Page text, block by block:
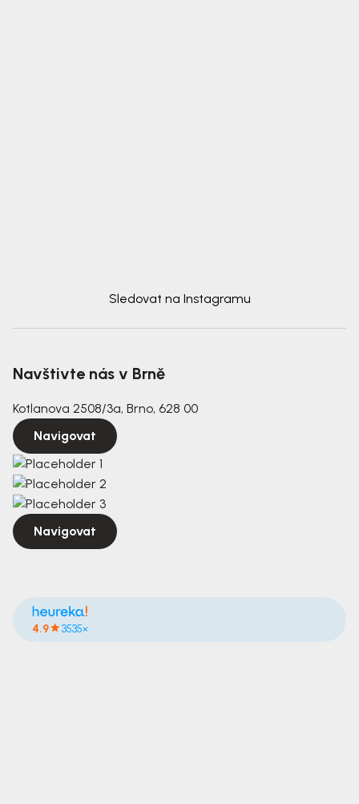
Sledovat na Instagramu
Navštivte nás v Brně
Kotlanova 2508/3a, Brno, 628 00
Navigovat
Navigovat
4.9 3535×